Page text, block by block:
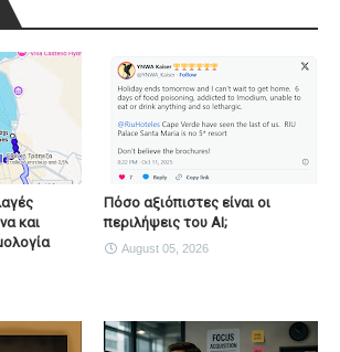
και
Πόσο αξιόπιστες είναι οι
περιλήψεις του ΑΙ;
August 05, 2026